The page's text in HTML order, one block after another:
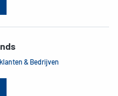
& Bedrijven